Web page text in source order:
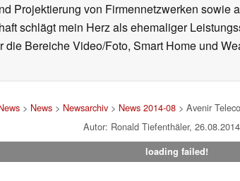
Projektierung von Firmennetzwerken sowie
schlägt mein Herz als ehemaliger
Bereiche Video/Foto, Smart Home und
> News > Newsarchiv > News 2014-08 > Avenir
Autor: Ronald Tiefenthäler,
loading failed!